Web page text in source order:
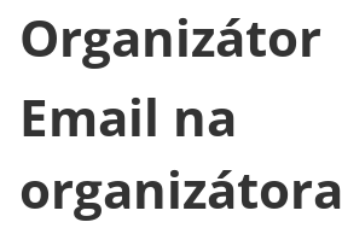
Organizátor
Email na
organizátora